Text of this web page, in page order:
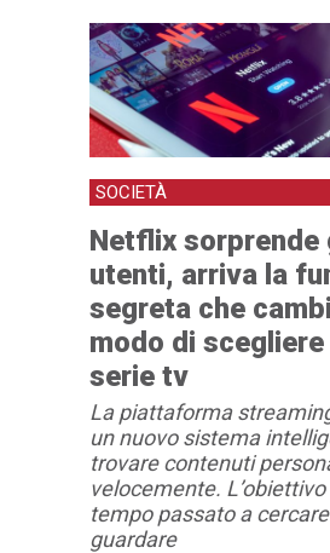
SOCIETÀ
Netflix sorprende
utenti, arriva la
segreta che
modo di
serie tv
La piattaforma
un nuovo sistema
trovare contenuti
velocemente.
tempo passato a
guardare